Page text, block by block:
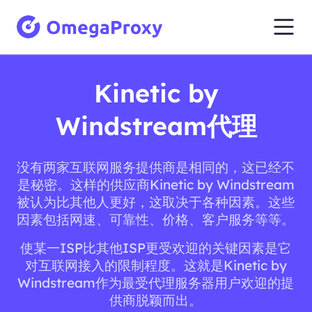
Kinetic by
Windstream代理
没有两家互联网服务提供商是相同的，这已经不
是秘密。这样的供应商Kinetic by Windstream
被认为比其他人更好，这取决于各种因素。这些
因素包括网速、可靠性、价格、客户服务等等。
使某一ISP比其他ISP更受欢迎的关键因素是它
对互联网接入的限制程度。这就是Kinetic by
Windstream作为最受代理服务器用户欢迎的提
供商脱颖而出。